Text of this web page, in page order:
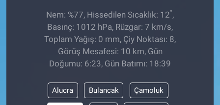
Nem: %77, Hissedilen Sıcaklık: 12°,
Basınç: 1012 hPa, Rüzgar: 7 km/s,
Toplam Yağış: 0 mm, Çiy Noktası: 8,
Görüş Mesafesi: 10 km, Gün
Doğumu: 6:23, Gün Batımı: 18:39
Alucra Bulancak Çamoluk